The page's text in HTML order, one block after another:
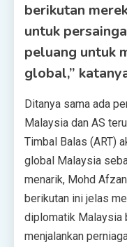
berikutan
untuk
peluang untuk
global,”
Ditanya sama ada
Malaysia dan AS
Timbal Balas (ART)
global Malaysia
menarik, Mohd
berikutan ini jelas
diplomatik Malaysia
menjalankan